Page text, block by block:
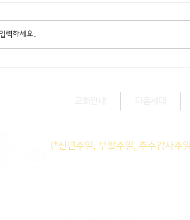
력하세요.
(*신년주일, 부활주일, 추수감사주